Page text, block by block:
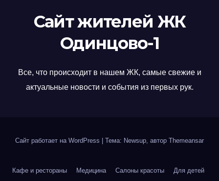
Сайт жителей ЖК
Одинцово-1
Все, что происходит в нашем ЖК, самые свежие и
актуальные новости и события из первых рук.
Сайт работает на WordPress Тема: Newsup, автор Themeansar
Кафе и рестораны Медицина Салоны красоты Для детей